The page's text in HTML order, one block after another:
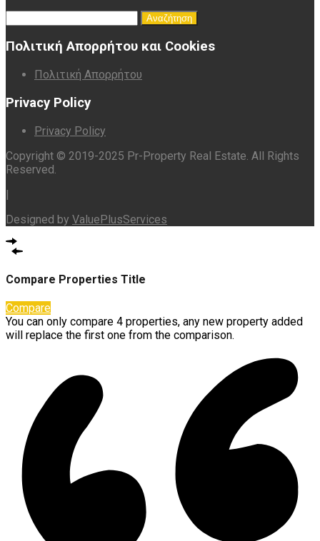
για:
Πολιτική Απορρήτου και Cookies
Πολιτική Απορρήτου
Privacy Policy
Privacy Policy
Copyright © 2019-2025 Pr-Property Real Estate. All Rights
Reserved.
|
Designed by ValuePlusServices
Compare Properties Title
Compare
You can only compare 4 properties, any new property added
will replace the first one from the comparison.